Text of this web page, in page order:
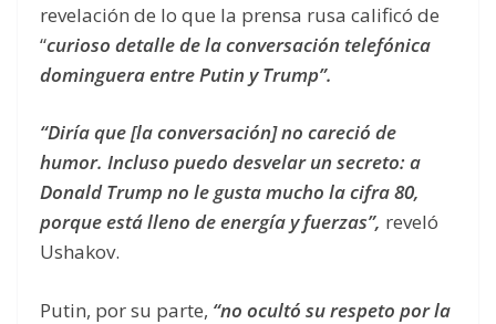
revelación de lo que la prensa rusa calificó de
“curioso detalle de la conversación telefónica
dominguera entre Putin y Trump”.
“Diría que [la conversación] no careció de
humor. Incluso puedo desvelar un secreto: a
Donald Trump no le gusta mucho la cifra 80,
porque está lleno de energía y fuerzas”, reveló
Ushakov.
Putin, por su parte, “no ocultó su respeto por la